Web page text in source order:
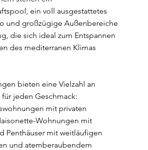
ein voll ausgestattetes
und großzügige Außenbereiche
die sich ideal zum Entspannen
des mediterranen Klimas
bieten eine Vielzahl an
jeden Geschmack:
mit privaten
Wohnungen mit
Penthäuser mit weitläufigen
und atemberaubendem